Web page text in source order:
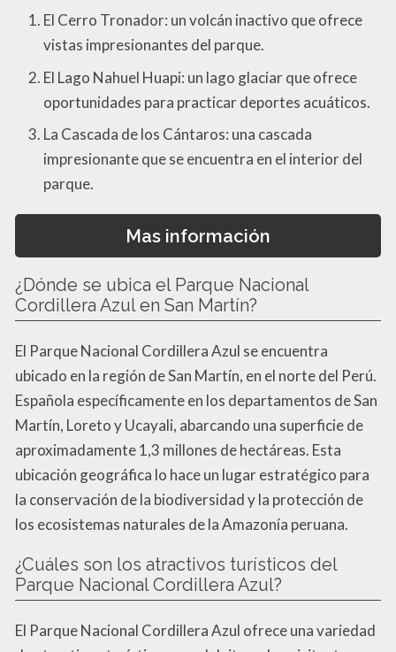
El Cerro Tronador: un volcán inactivo que ofrece
vistas impresionantes del parque.
El Lago Nahuel Huapi: un lago glaciar que ofrece
oportunidades para practicar deportes acuáticos.
La Cascada de los Cántaros: una cascada
impresionante que se encuentra en el interior del
parque.
Mas información
¿Dónde se ubica el Parque Nacional
Cordillera Azul en San Martín?
El Parque Nacional Cordillera Azul se encuentra
ubicado en la región de San Martín, en el norte del Perú.
Española específicamente en los departamentos de San
Martín, Loreto y Ucayali, abarcando una superficie de
aproximadamente 1,3 millones de hectáreas. Esta
ubicación geográfica lo hace un lugar estratégico para
la conservación de la biodiversidad y la protección de
los ecosistemas naturales de la Amazonía peruana.
¿Cuáles son los atractivos turísticos del
Parque Nacional Cordillera Azul?
El Parque Nacional Cordillera Azul ofrece una variedad